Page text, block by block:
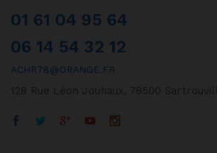
01 61 04 95 64
06 14 54 32 12
ACHR78@ORANGE.FR